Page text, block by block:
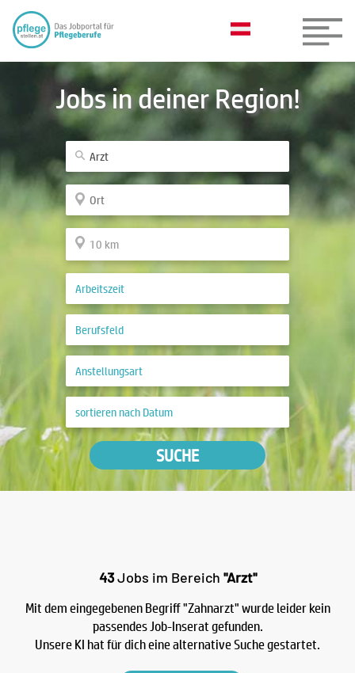
Jobs in deiner Region!
SUCHE
43Jobs im Bereich "Arzt"
Mit dem eingegebenen Begriff "Zahnarzt" wurde leider kein
passendes Job-Inserat gefunden.
Unsere KI hat für dich eine alternative Suche gestartet.